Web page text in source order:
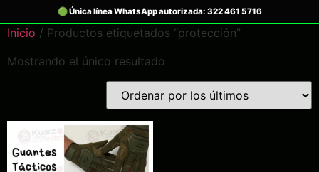
Inicio / Productos etiquetados “protección”
Mostrando el único resultado